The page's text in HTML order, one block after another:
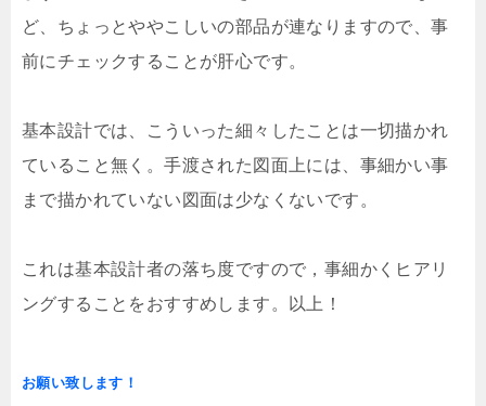
ど、ちょっとややこしいの部品が連なりますので、事
前にチェックすることが肝心です。
基本設計では、こういった細々したことは一切描かれ
ていること無く。手渡された図面上には、事細かい事
まで描かれていない図面は少なくないです。
これは基本設計者の落ち度ですので，事細かくヒアリ
ングすることをおすすめします。以上！
お願い致します！